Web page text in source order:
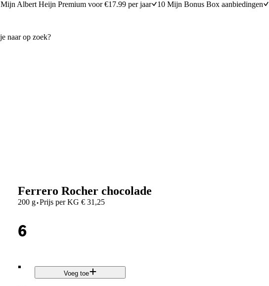
Mijn Albert Heijn Premium voor €17.99 per jaar 10 Mijn Bonus Box aanbiedingen
Ferrero Rocher chocolade
200 g·Prijs per KG € 31,25
6
.
Voeg toe